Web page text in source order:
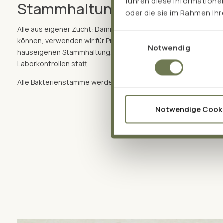
oder die sie im Rahmen
Notwendig
Notwendige
Stammhaltung
Alle aus eigener Zucht: Damit wir stets höchste Qualität und
können, verwenden wir für Pro EM san ausschließlich
hauseigenen Stammhaltung. Anzucht und Fermentation
Laborkontrollen statt.
Alle Bakterienstämme werden zudem regelmäßig